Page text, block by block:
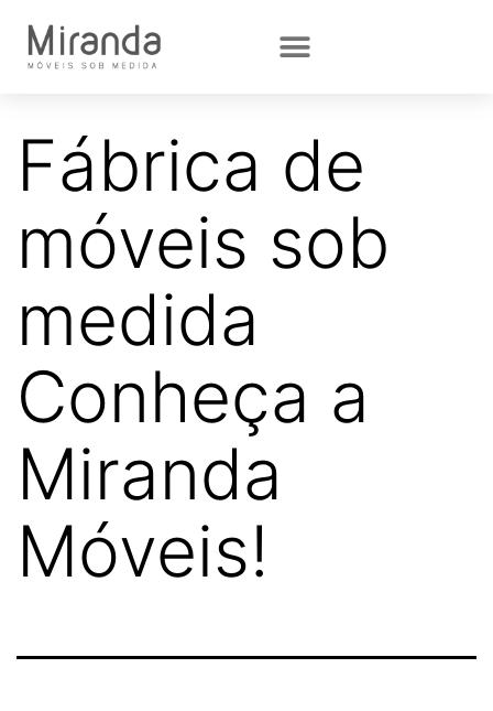
Fábrica de
móveis sob
medida
Conheça a
Miranda
Móveis!